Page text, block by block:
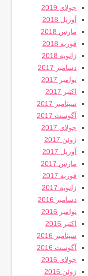
جولای 2019
آوریل 2018
مارس 2018
فوریه 2018
ژانویه 2018
دسامبر 2017
نوامبر 2017
اکتبر 2017
سپتامبر 2017
آگوست 2017
جولای 2017
ژوئن 2017
آوریل 2017
مارس 2017
فوریه 2017
ژانویه 2017
دسامبر 2016
نوامبر 2016
اکتبر 2016
سپتامبر 2016
آگوست 2016
جولای 2016
ژوئن 2016